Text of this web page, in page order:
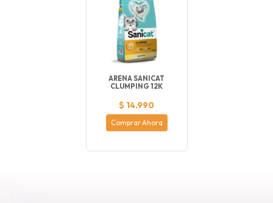
ARENA SANICAT
CLUMPING 12K
$ 14.990
Comprar Ahora